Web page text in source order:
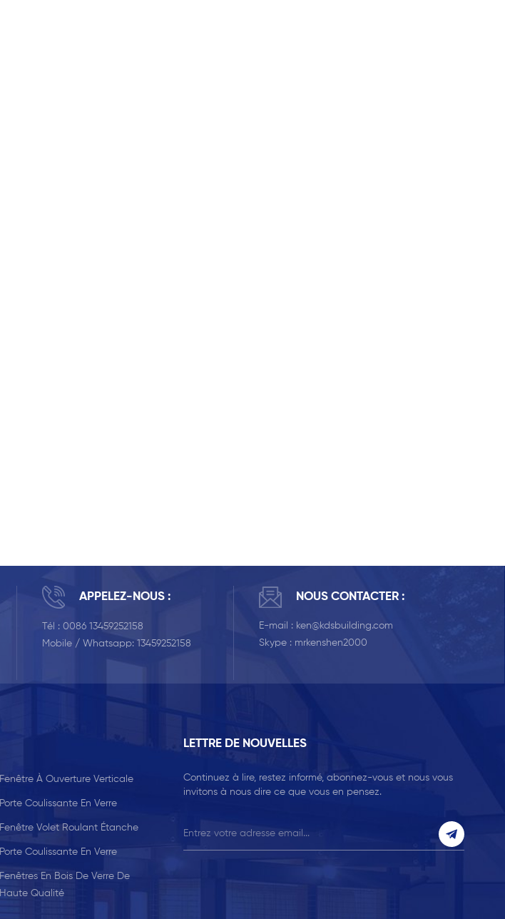
APPELEZ-NOUS :
Tél :0086 13459252158
Mobile / Whatsapp:13459252158
NOUS CONTACTER :
E-mail : ken@kdsbuilding.com
Skype : mrkenshen2000
Fenêtre À Ouverture Verticale
Porte Coulissante En Verre
Fenêtre Volet Roulant Étanche
Porte Coulissante En Verre
Fenêtres En Bois De Verre De
Haute Qualité
LETTRE DE NOUVELLES
Continuez à lire, restez informé, abonnez-vous et nous vous
invitons à nous dire ce que vous en pensez.